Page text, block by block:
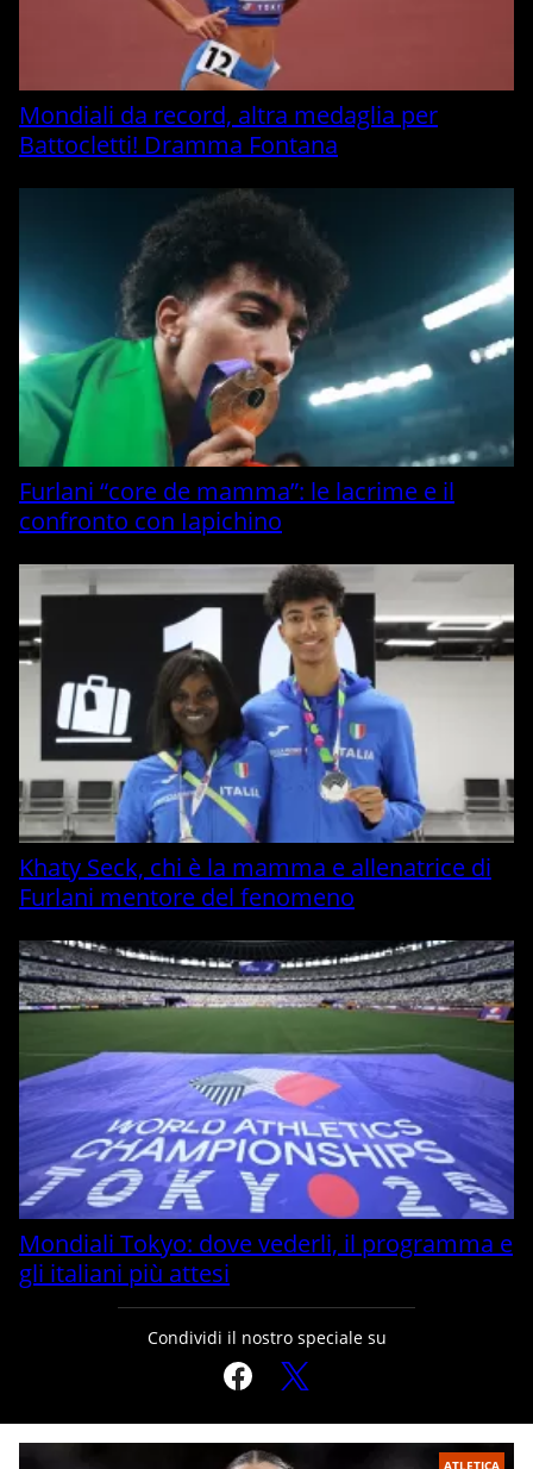
Mondiali da record, altra medaglia per
Battocletti! Dramma Fontana
Furlani “core de mamma”: le lacrime e il
confronto con Iapichino
Khaty Seck, chi è la mamma e allenatrice di
Furlani mentore del fenomeno
Mondiali Tokyo: dove vederli, il programma e
gli italiani più attesi
Condividi il nostro speciale su
ATLETICA